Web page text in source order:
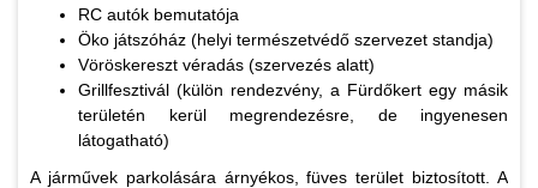
RC autók bemutatója
Öko játszóház (helyi természetvédő szervezet standja)
Vöröskereszt véradás (szervezés alatt)
Grillfesztivál (külön rendezvény, a Fürdőkert egy másik
területén kerül megrendezésre, de ingyenesen
látogatható)
A járművek parkolására árnyékos, füves terület biztosított. A